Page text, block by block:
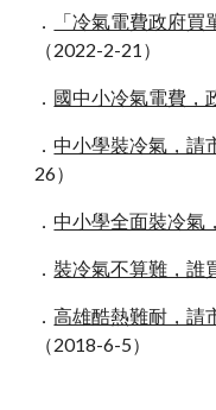
．
「冷氣電費政府買
（2022-2-21 ）
． 國中小冷氣電費，
．中小學裝冷氣，請
26）
．中小學全面裝冷氣
． 裝冷氣不算難，誰
．高雄酷熱難耐，請
（2018-6-5）